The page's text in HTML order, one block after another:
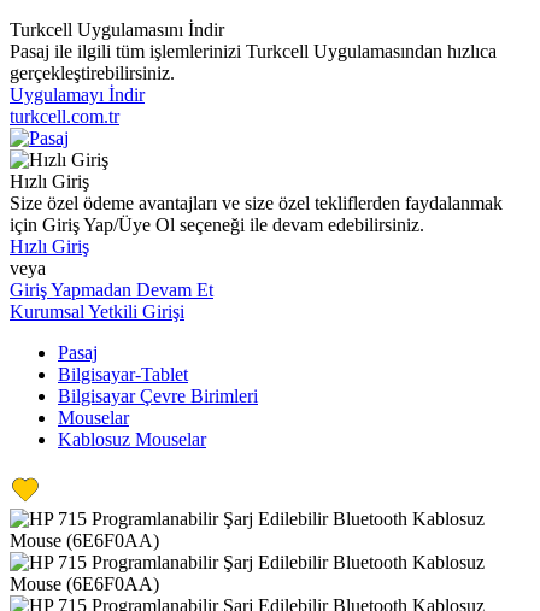
Turkcell Uygulamasını İndir
Pasaj ile ilgili tüm işlemlerinizi Turkcell Uygulamasından hızlıca
gerçekleştirebilirsiniz.
Uygulamayı İndir
turkcell.com.tr
Hızlı Giriş
Size özel ödeme avantajları ve size özel tekliflerden faydalanmak
için Giriş Yap/Üye Ol seçeneği ile devam edebilirsiniz.
Hızlı Giriş
veya
Giriş Yapmadan Devam Et
Kurumsal Yetkili Girişi
Pasaj
Bilgisayar-Tablet
Bilgisayar Çevre Birimleri
Mouselar
Kablosuz Mouselar